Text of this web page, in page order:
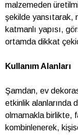
malzemeden
şekilde yansıtarak,
katmanlı yapısı,
ortamda dikkat
Kullanım Alanları
Şamdan, ev
etkinlik alanlarında
olmamakla birlikte,
kombinlenerek,